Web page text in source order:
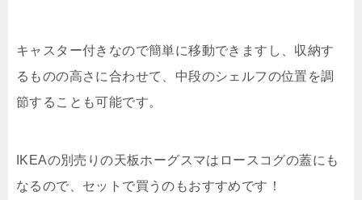
キャスター付きなので簡単に移動できますし、収納す
るものの高さに合わせて、中段のシェルフの位置を調
節することも可能です。
IKEAの別売りの天板ホーグスマはロースコグの蓋にも
なるので、セットで買うのもおすすめです！